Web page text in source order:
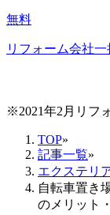
無料
リフォーム会社
※2021年2月リフ
TOP»
記事一覧»
エクステリ
自転車置き
のメリット